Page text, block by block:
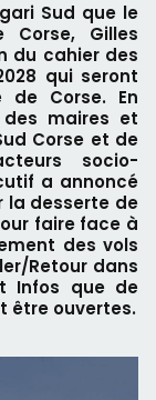
Sud que le
Corse, Gilles
du cahier des
qui seront
de Corse. En
maires et
Corse et de
socio-
a annoncé
la desserte de
faire face à
des vols
Retour dans
Infos que de
être ouvertes.